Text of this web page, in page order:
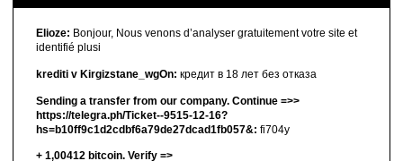
Elioze: Bonjour, Nous venons d’analyser gratuitement votre site et
identifié plusi
krediti v Kirgizstane_wgOn: кредит в 18 лет без отказа
Sending a transfer from our company. Continue =>>
https://telegra.ph/Ticket--9515-12-16?
hs=b10ff9c1d2cdbf6a79de27dcad1fb057&: fi704y
+ 1,00412 bitсоin. Verify =>